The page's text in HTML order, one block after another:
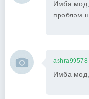
Имба мод,
проблем
ashra99578
Имба